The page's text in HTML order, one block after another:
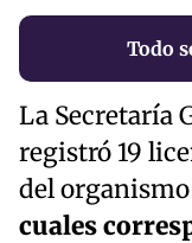
Todo
La Secretaría
registró 19
del
cuales